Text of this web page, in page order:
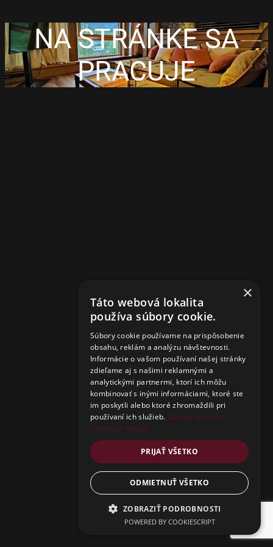
NA STRÁNKE SA
PRACUJE
Vaša mailová adresa
Enter your email address.
I WANT TO GET A DISCOUNT
Thank you, I'm not interested.
×
Táto webová lokalita
používa súbory cookie.
Súbory cookie používame na prispôsobenie
obsahu, reklám a analýzu návštevnosti.
Informácie o vašom používaní našej stránky
zdieľame aj s našimi reklamnými a
analytickými partnermi, ktorí ich môžu
kombinovať s inými informáciami, ktoré ste
im poskytli alebo ktoré zhromaždili pri
používaní ich služieb. Zásady ochrany
osobných údajov
PRIJAŤ VŠETKO
ODMIETNUŤ VŠETKO
ZOBRAZIŤ PODROBNOSTI
POWERED BY COOKIESCRIPT